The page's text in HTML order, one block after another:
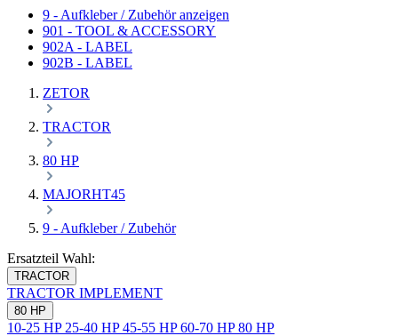
9 - Aufkleber / Zubehör anzeigen
901 - TOOL & ACCESSORY
902A - LABEL
902B - LABEL
ZETOR
TRACTOR
80 HP
MAJORHT45
9 - Aufkleber / Zubehör
Ersatzteil Wahl:
TRACTOR
TRACTOR IMPLEMENT
80 HP
10-25 HP 25-40 HP45-55 HP60-70 HP80 HP